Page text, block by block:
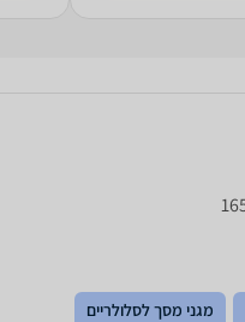
מגני מסך לסלולריים